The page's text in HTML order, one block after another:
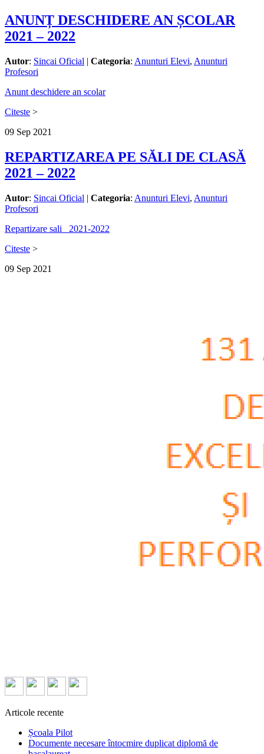
ANUNȚ DESCHIDERE AN ȘCOLAR
2021 – 2022
Autor: Sincai Oficial | Categoria: Anunturi Elevi, Anunturi
Profesori
Anunt deschidere an scolar
Citeste >
09 Sep 2021
REPARTIZAREA PE SĂLI DE CLASĂ
2021 – 2022
Autor: Sincai Oficial | Categoria: Anunturi Elevi, Anunturi
Profesori
Repartizare sali_ 2021-2022
Citeste >
09 Sep 2021
Articole recente
Școala Pilot
Documente necesare întocmire duplicat diplomă de